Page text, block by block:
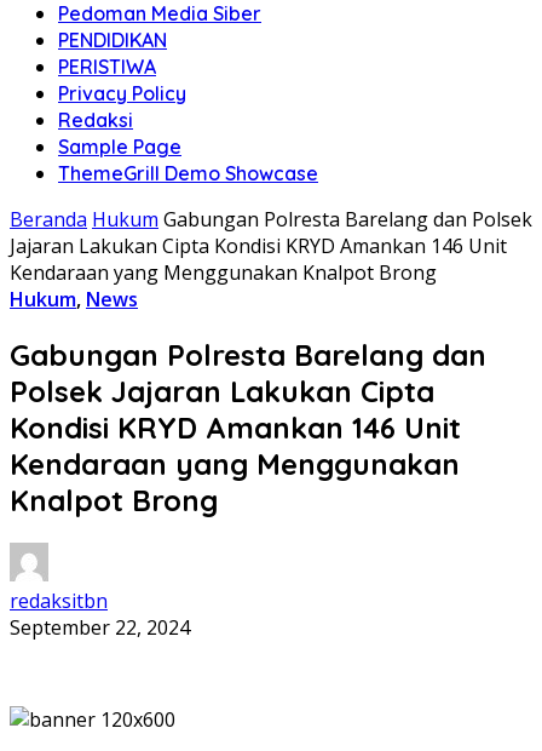
Pedoman Media Siber
PENDIDIKAN
PERISTIWA
Privacy Policy
Redaksi
Sample Page
ThemeGrill Demo Showcase
Beranda Hukum Gabungan Polresta Barelang dan Polsek
Jajaran Lakukan Cipta Kondisi KRYD Amankan 146 Unit
Kendaraan yang Menggunakan Knalpot Brong
Hukum, News
Gabungan Polresta Barelang dan
Polsek Jajaran Lakukan Cipta
Kondisi KRYD Amankan 146 Unit
Kendaraan yang Menggunakan
Knalpot Brong
redaksitbn
September 22, 2024